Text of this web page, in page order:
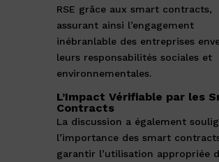
RSE grâce aux smart contracts,
assurant ainsi l’engagement
inébranlable des entreprises
leurs responsabilités sociales et
environnementales.
L’Impact Vérifiable par les
Contracts
La discussion a également
l’importance des smart
garantir l’utilisation appropriée